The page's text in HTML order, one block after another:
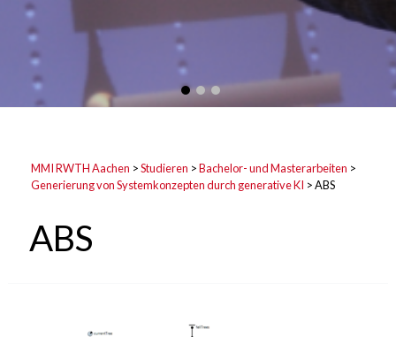
MMI RWTH Aachen >Studieren >Bachelor- und Masterarbeiten >
Generierung von Systemkonzepten durch generative KI >ABS
ABS